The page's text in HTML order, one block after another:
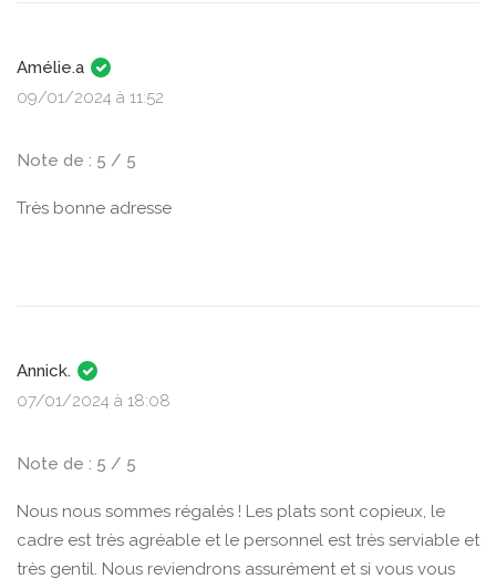
Amélie.a
09/01/2024 à 11:52
Note de : 5 / 5
Très bonne adresse
Annick.
07/01/2024 à 18:08
Note de : 5 / 5
Nous nous sommes régalés ! Les plats sont copieux, le
cadre est très agréable et le personnel est très serviable et
très gentil. Nous reviendrons assurément et si vous vous